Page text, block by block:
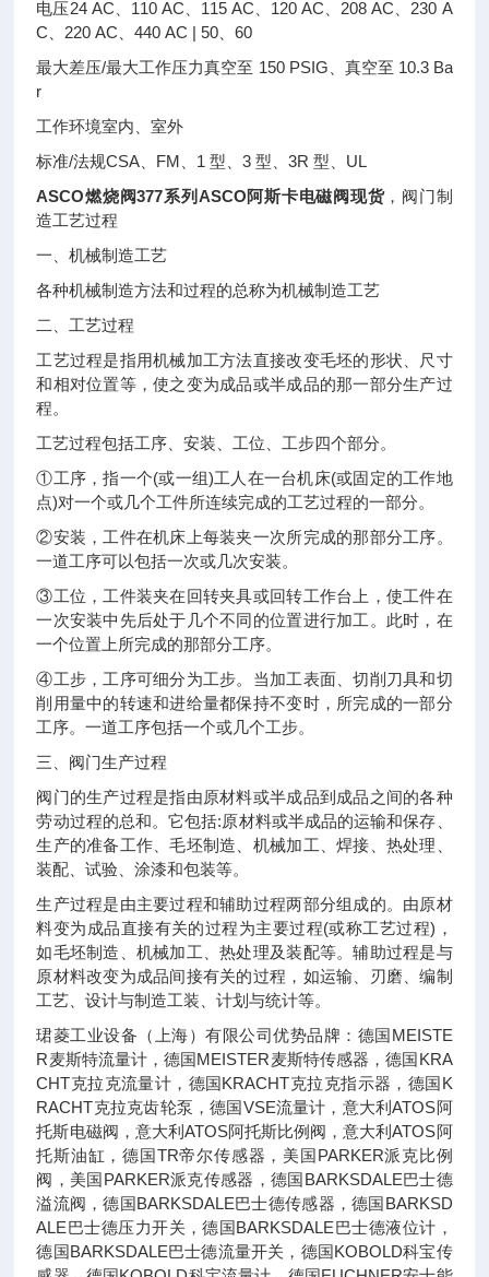
电压24 AC、110 AC、115 AC、120 AC、208 AC、230 A
C、220 AC、440 AC | 50、60
最大差压/最大工作压力真空至 150 PSIG、真空至 10.3 Ba
r
工作环境室内、室外
标准/法规CSA、FM、1 型、3 型、3R 型、UL
ASCO燃烧阀377系列ASCO阿斯卡电磁阀现货，阀门制
造工艺过程
一、机械制造工艺
各种机械制造方法和过程的总称为机械制造工艺
二、工艺过程
工艺过程是指用机械加工方法直接改变毛坯的形状、尺寸
和相对位置等，使之变为成品或半成品的那一部分生产过
程。
工艺过程包括工序、安装、工位、工步四个部分。
①工序，指一个(或一组)工人在一台机床(或固定的工作地
点)对一个或几个工件所连续完成的工艺过程的一部分。
②安装，工件在机床上每装夹一次所完成的那部分工序。
一道工序可以包括一次或几次安装。
③工位，工件装夹在回转夹具或回转工作台上，使工件在
一次安装中先后处于几个不同的位置进行加工。此时，在
一个位置上所完成的那部分工序。
④工步，工序可细分为工步。当加工表面、切削刀具和切
削用量中的转速和进给量都保持不变时，所完成的一部分
工序。一道工序包括一个或几个工步。
三、阀门生产过程
阀门的生产过程是指由原材料或半成品到成品之间的各种
劳动过程的总和。它包括:原材料或半成品的运输和保存、
生产的准备工作、毛坯制造、机械加工、焊接、热处理、
装配、试验、涂漆和包装等。
生产过程是由主要过程和辅助过程两部分组成的。由原材
料变为成品直接有关的过程为主要过程(或称工艺过程)，
如毛坯制造、机械加工、热处理及装配等。辅助过程是与
原材料改变为成品间接有关的过程，如运输、刃磨、编制
工艺、设计与制造工装、计划与统计等。
珺菱工业设备（上海）有限公司优势品牌：德国MEISTE
R麦斯特流量计，德国MEISTER麦斯特传感器，德国KRA
CHT克拉克流量计，德国KRACHT克拉克指示器，德国K
RACHT克拉克齿轮泵，德国VSE流量计，意大利ATOS阿
托斯电磁阀，意大利ATOS阿托斯比例阀，意大利ATOS阿
托斯油缸，德国TR帝尔传感器，美国PARKER派克比例
阀，美国PARKER派克传感器，德国BARKSDALE巴士德
溢流阀，德国BARKSDALE巴士德传感器，德国BARKSD
ALE巴士德压力开关，德国BARKSDALE巴士德液位计，
德国BARKSDALE巴士德流量开关，德国KOBOLD科宝传